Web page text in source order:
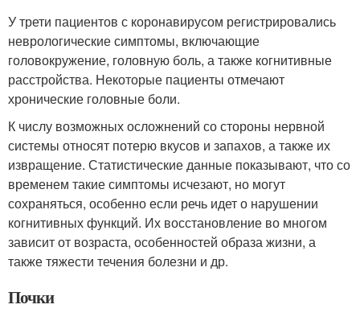
У трети пациентов с коронавирусом регистрировались
неврологические симптомы, включающие
головокружение, головную боль, а также когнитивные
расстройства. Некоторые пациенты отмечают
хронические головные боли.
К числу возможных осложнений со стороны нервной
системы относят потерю вкусов и запахов, а также их
извращение. Статистические данные показывают, что со
временем такие симптомы исчезают, но могут
сохраняться, особенно если речь идет о нарушении
когнитивных функций. Их восстановление во многом
зависит от возраста, особенностей образа жизни, а
также тяжести течения болезни и др.
Почки